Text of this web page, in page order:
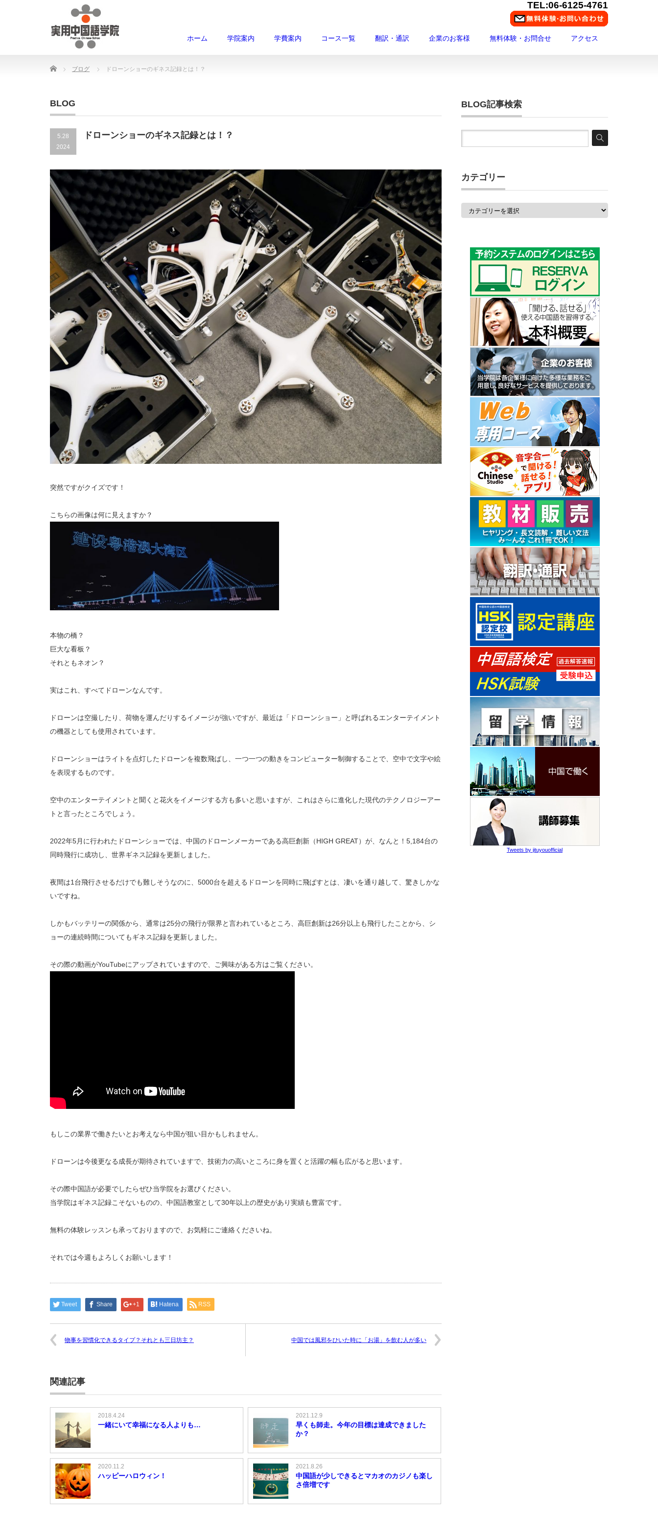
TEL:06-6125-4761
ホーム 学院案内 学費案内 コース一覧 翻訳・通訳 企業のお客様 無料体験・お問合せ アクセス
Home ブログ ドローンショーのギネス記録とは！？
BLOG
5.28
2024
ドローンショーのギネス記録とは！？
突然ですがクイズです！
こちらの画像は何に見えますか？
本物の橋？
巨大な看板？
それともネオン？
実はこれ、すべてドローンなんです。
ドローンは空撮したり、荷物を運んだりするイメージが強いですが、最近は「ドローンショー」と呼ばれるエンターテイメント
の機器としても使用されています。
ドローンショーはライトを点灯したドローンを複数飛ばし、一つ一つの動きをコンピューター制御することで、空中で文字や絵
を表現するものです。
空中のエンターテイメントと聞くと花火をイメージする方も多いと思いますが、これはさらに進化した現代のテクノロジーアー
トと言ったところでしょう。
2022年5月に行われたドローンショーでは、中国のドローンメーカーである高巨創新（HIGH GREAT）が、なんと！5,184台の
同時飛行に成功し、世界ギネス記録を更新しました。
夜間は1台飛行させるだけでも難しそうなのに、5000台を超えるドローンを同時に飛ばすとは、凄いを通り越して、驚きしかな
いですね。
しかもバッテリーの関係から、通常は25分の飛行が限界と言われているところ、高巨創新は26分以上も飛行したことから、シ
ョーの連続時間についてもギネス記録を更新しました。
その際の動画がYouTubeにアップされていますので、ご興味がある方はご覧ください。
もしこの業界で働きたいとお考えなら中国が狙い目かもしれません。
ドローンは今後更なる成長が期待されていますで、技術力の高いところに身を置くと活躍の幅も広がると思います。
その際中国語が必要でしたらぜひ当学院をお選びください。
当学院はギネス記録こそないものの、中国語教室として30年以上の歴史があり実績も豊富です。
無料の体験レッスンも承っておりますので、お気軽にご連絡くださいね。
それでは今週もよろしくお願いします！
Tweet Share +1 Hatena RSS
物事を習慣化できるタイプ？それとも三日坊主？ 中国では風邪をひいた時に「お湯」を飲む人が多い
関連記事
2018.4.24
一緒にいて幸福になる人よりも…
2021.12.9
早くも師走。今年の目標は達成できました
か？
2020.11.2
ハッピーハロウィン！
2021.8.26
中国語が少しできるとマカオのカジノも楽し
さ倍増です
BLOG記事検索
カテゴリー
カ
Tweets by jituyouofficial